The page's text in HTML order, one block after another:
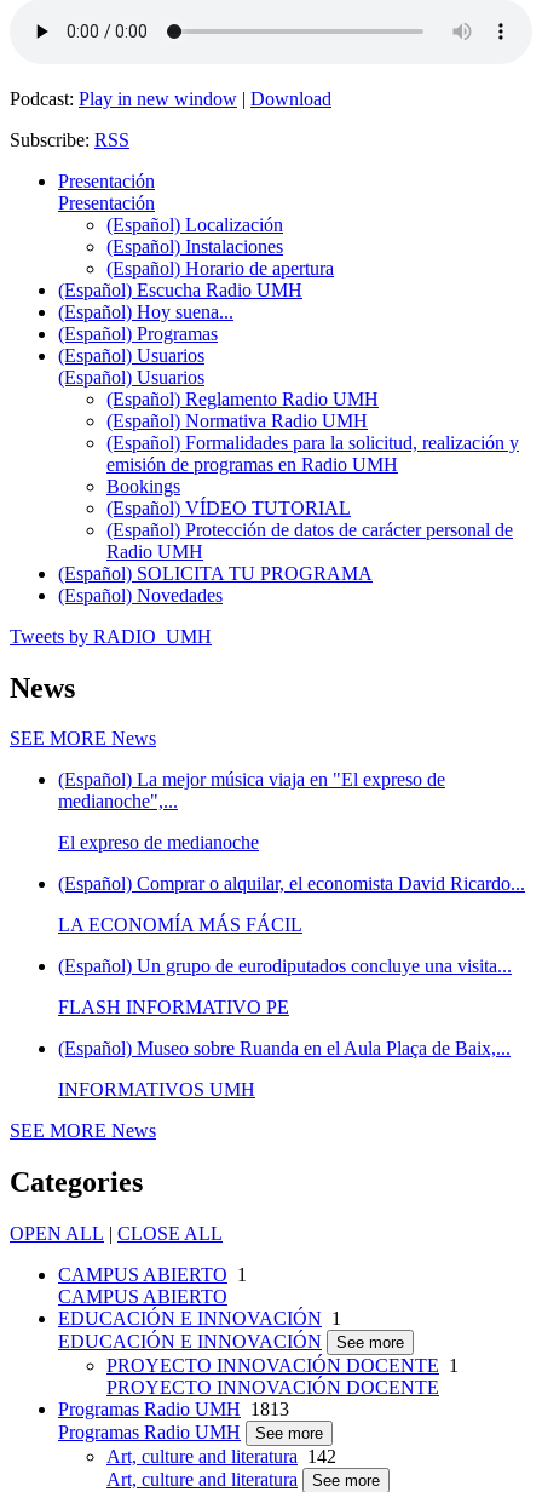
Podcast: Play in new window | Download
Subscribe: RSS
Presentación
Presentación
(Español) Localización
(Español) Instalaciones
(Español) Horario de apertura
(Español) Escucha Radio UMH
(Español) Hoy suena...
(Español) Programas
(Español) Usuarios
(Español) Usuarios
(Español) Reglamento Radio UMH
(Español) Normativa Radio UMH
(Español) Formalidades para la solicitud, realización y
emisión de programas en Radio UMH
Bookings
(Español) VÍDEO TUTORIAL
(Español) Protección de datos de carácter personal de
Radio UMH
(Español) SOLICITA TU PROGRAMA
(Español) Novedades
Tweets by RADIO_UMH
News
SEE MORE News
(Español) La mejor música viaja en "El expreso de
medianoche",...
El expreso de medianoche
(Español) Comprar o alquilar, el economista David Ricardo...
LA ECONOMÍA MÁS FÁCIL
(Español) Un grupo de eurodiputados concluye una visita...
FLASH INFORMATIVO PE
(Español) Museo sobre Ruanda en el Aula Plaça de Baix,...
INFORMATIVOS UMH
SEE MORE News
Categories
OPEN ALL | CLOSE ALL
CAMPUS ABIERTO 1
CAMPUS ABIERTO
EDUCACIÓN E INNOVACIÓN 1
EDUCACIÓN E INNOVACIÓN
See more
PROYECTO INNOVACIÓN DOCENTE 1
PROYECTO INNOVACIÓN DOCENTE
Programas Radio UMH 1813
Programas Radio UMH
See more
Art, culture and literatura 142
Art, culture and literatura
See more